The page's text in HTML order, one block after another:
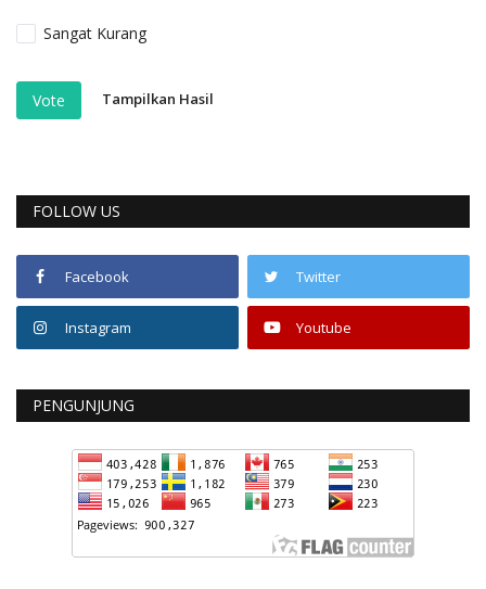
Sangat Kurang
Vote Tampilkan Hasil
FOLLOW US
Facebook Twitter
Instagram Youtube
PENGUNJUNG